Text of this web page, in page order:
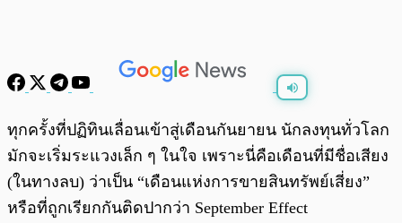
พร้อมเล่น 0:00
ทุกครั้งที่ปฏิทินเลื่อนเข้าสู่เดือนกันยายน นักลงทุนทั่วโลก
มักจะเริ่มระแวงเล็ก ๆ ในใจ เพราะนี่คือเดือนที่มีชื่อเสียง
(ในทางลบ) ว่าเป็น “เดือนแห่งการขายสินทรัพย์เสี่ยง”
หรือที่ถูกเรียกกันติดปากว่า September Effect